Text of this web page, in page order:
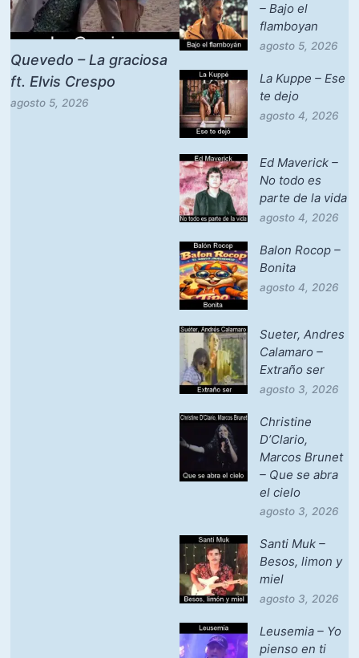
Quevedo – La graciosa
ft. Elvis Crespo
agosto 5, 2026
– Bajo el
flamboyan
agosto 5, 2026
La Kuppe – Ese
te dejo
agosto 4, 2026
Ed Maverick –
No todo es
parte de la vida
agosto 4, 2026
Balon Rocop –
Bonita
agosto 4, 2026
Sueter, Andres
Calamaro –
Extraño ser
agosto 3, 2026
Christine
D’Clario,
Marcos Brunet
– Que se abra
el cielo
agosto 3, 2026
Santi Muk –
Besos, limon y
miel
agosto 3, 2026
Leusemia – Yo
pienso en ti